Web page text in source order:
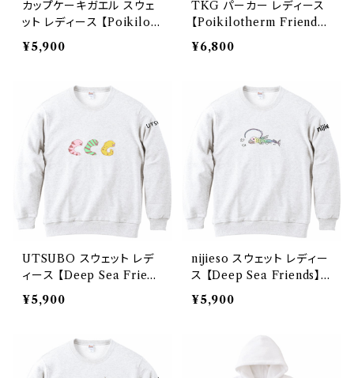
カップケーキガエル スウェ
ット レディース 【Poikilot
herm Friends】 Printstar
8.4oz クルーネックライトト
¥5,900
TKG パーカー レディース
【Poikilotherm Friends】
Printstar 8.4oz フーデッ
ドライトパーカー
¥6,800
UTSUBO スウェット レデ
ィース 【Deep Sea Friend
s】 Printstar 8.4oz クルー
ネックライトトレーナー
¥5,900
nijieso スウェット レディー
ス 【Deep Sea Friends】
Printstar 8.4oz クルーネ
ックライトトレーナー
¥5,900